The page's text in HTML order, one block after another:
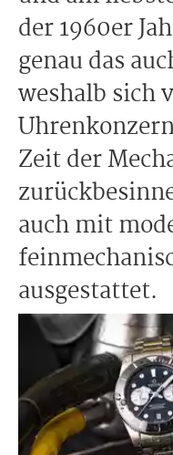
der 1960er
genau das
weshalb sich
Zeit der
auch mit
ausgestattet.